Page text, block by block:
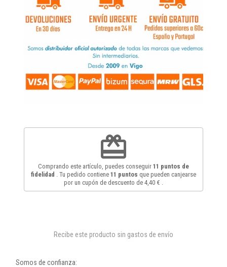
redeem
Comprando este artículo, puedes conseguir 11 puntos de
fidelidad
. Tu pedido contiene 11 puntos que pueden canjearse
por un cupón de descuento de 4,40 €
Recibe este producto sin gastos de envío
Somos de confianza: